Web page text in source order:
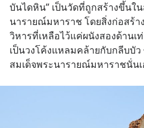
บันไดหิน” เป็นวัดที่ถูกสร้างขึ้นใ
นารายณ์มหาราช โดยสิ่งก่อสร้า
วิหารที่เหลือไว้แค่ผนังสองด้าน
เป็นวงโค้งแหลมคล้ายกับกลีบบั
สมเด็จพระนารายณ์มหาราชนั่นเ